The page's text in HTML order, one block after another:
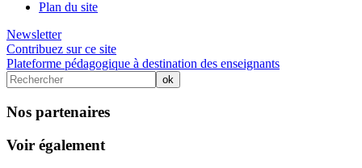
Plan du site
Newsletter
Contribuez sur ce site
Plateforme pédagogique à destination des enseignants
Nos partenaires
Voir également